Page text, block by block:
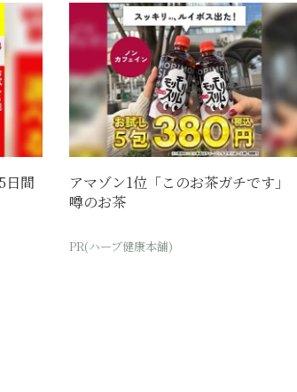
日間
アマゾン1位「このお茶ガチです」
噂のお茶
PR(ハーブ健康本舗)